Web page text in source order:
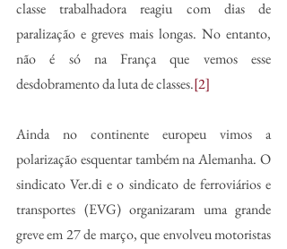
classe trabalhadora reagiu com dias de
paralização e greves mais longas. No entanto,
não é só na França que vemos esse
desdobramento da luta de classes.[2]
Ainda no continente europeu vimos a
polarização esquentar também na Alemanha. O
sindicato Ver.di e o sindicato de ferroviários e
transportes (EVG) organizaram uma grande
greve em 27 de março, que envolveu motoristas